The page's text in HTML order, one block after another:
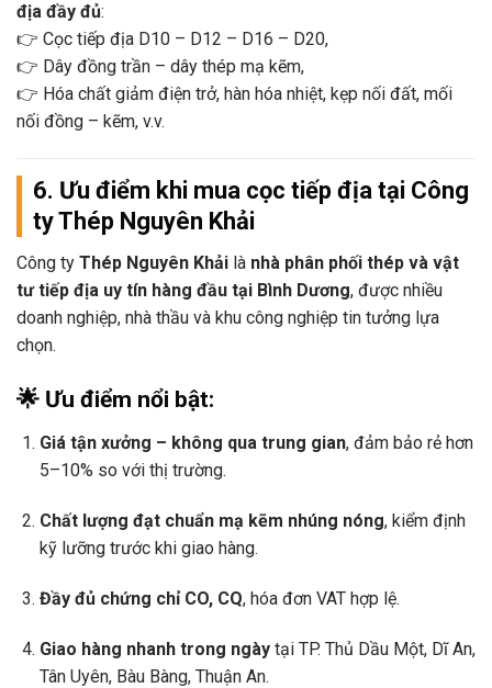
địa đầy đủ:
👉 Cọc tiếp địa D10 – D12 – D16 – D20,
👉 Dây đồng trần – dây thép mạ kẽm,
👉 Hóa chất giảm điện trở, hàn hóa nhiệt, kẹp nối đất, mối
nối đồng – kẽm, v.v.
6. Ưu điểm khi mua cọc tiếp địa tại Công
ty Thép Nguyên Khải
Công ty Thép Nguyên Khải là nhà phân phối thép và vật
tư tiếp địa uy tín hàng đầu tại Bình Dương, được nhiều
doanh nghiệp, nhà thầu và khu công nghiệp tin tưởng lựa
chọn.
🌟 Ưu điểm nổi bật:
Giá tận xưởng – không qua trung gian, đảm bảo rẻ hơn
5–10% so với thị trường.
Chất lượng đạt chuẩn mạ kẽm nhúng nóng, kiểm định
kỹ lưỡng trước khi giao hàng.
Đầy đủ chứng chỉ CO, CQ, hóa đơn VAT hợp lệ.
Giao hàng nhanh trong ngàytại TP. Thủ Dầu Một, Dĩ An,
Tân Uyên, Bàu Bàng, Thuận An.